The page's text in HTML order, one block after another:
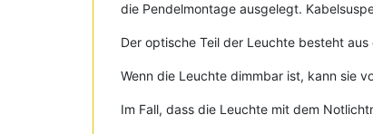
die Pendelmontage ausgelegt.
Der optische Teil der Leuchte besteht
Wenn die Leuchte dimmbar ist, kann sie
Im Fall, dass die Leuchte mit dem